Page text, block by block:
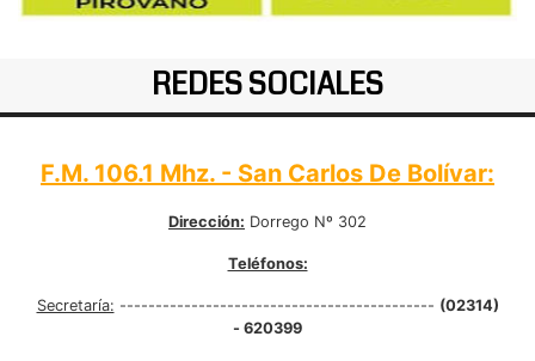
REDES SOCIALES
F.M. 106.1 Mhz. - San Carlos De Bolívar:
Dirección: Dorrego Nº 302
Teléfonos:
Secretaría: -------------------------------------------- (02314)
- 620399